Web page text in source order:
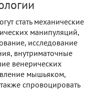
стать механические
манипуляций,
исследование
внутриматочные
венерических
мышьяком,
спровоцировать